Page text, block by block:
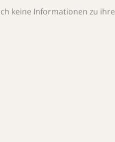
keine Informationen zu